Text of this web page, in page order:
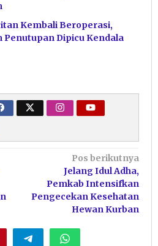
Kembali Beroperasi,
Penutupan Dipicu Kendala
Pos berikutnya
Jelang Idul Adha,
Pemkab Intensifkan
Pengecekan Kesehatan
Hewan Kurban